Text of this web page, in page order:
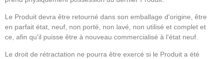
Le Produit devra être retourné dans son emballage d'origine, être
en parfait état, neuf, non porté, non lavé, non utilisé et complet et
ce, afin qu'il puisse être à nouveau commercialisé à l'état neuf.
Le droit de rétractation ne pourra être exercé si le Produit a été